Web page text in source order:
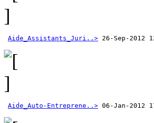
Aide_Assistants_Juri..>
Aide_Auto-Entreprene..>